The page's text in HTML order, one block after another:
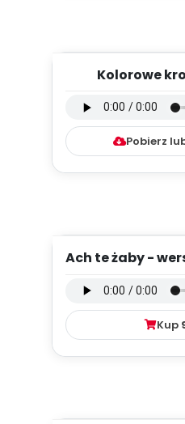
Kolorowe
Pobierz
Ach te żaby -
Kup